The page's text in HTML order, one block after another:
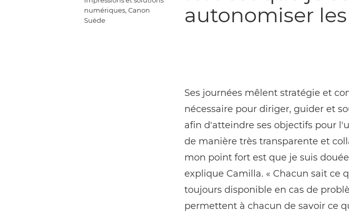
numériques, Canon
Suède
autonomiser les
Ses journées mêlent stratégie et
nécessaire pour diriger, guider et
afin d'atteindre ses objectifs pour
de manière très transparente et
mon point fort est que je suis
explique Camilla. « Chacun sait ce
toujours disponible en cas de
permettent à chacun de savoir ce